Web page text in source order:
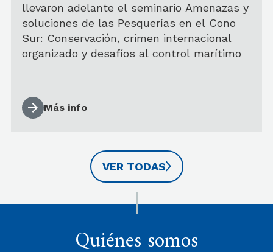
llevaron adelante el seminario Amenazas y
soluciones de las Pesquerías en el Cono
Sur: Conservación, crimen internacional
organizado y desafíos al control marítimo
Más info
VER TODAS
Quiénes somos